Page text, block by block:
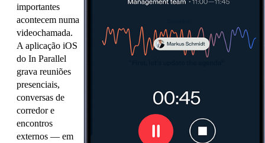
importantes
acontecem numa
videochamada.
A aplicação iOS
do In Parallel
grava reuniões
presenciais,
conversas de
corredor e
encontros
externos — em